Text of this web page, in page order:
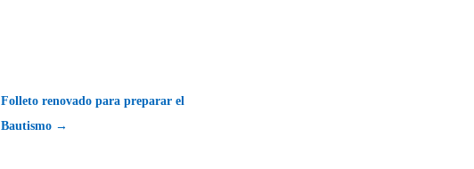
Folleto renovado para preparar el
Bautismo →